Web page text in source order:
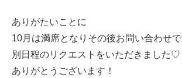
ありがたいことに
10月は満席となりその後お問い合わせで
別日程のリクエストをいただきました♡
ありがとうございます！